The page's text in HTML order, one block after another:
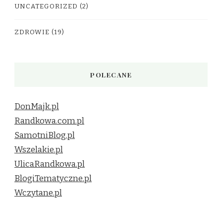
UNCATEGORIZED (2)
ZDROWIE (19)
POLECANE
DonMajk.pl
Randkowa.com.pl
SamotniBlog.pl
Wszelakie.pl
UlicaRandkowa.pl
BlogiTematyczne.pl
Wczytane.pl